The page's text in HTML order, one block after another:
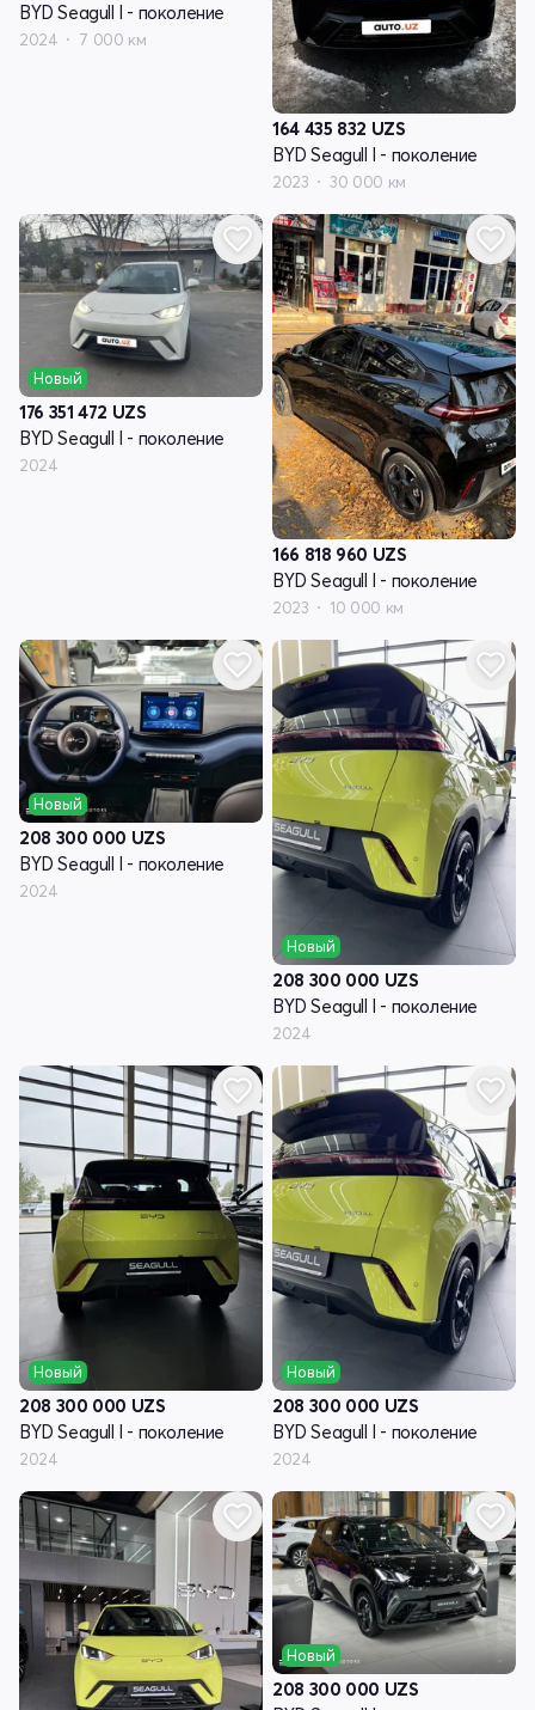
BYD Seagull I - поколение
2024 7 000 км
164 435 832 UZS
BYD Seagull I - поколение
2023 30 000 км
Новый
176 351 472 UZS
BYD Seagull I - поколение
2024
166 818 960 UZS
BYD Seagull I - поколение
2023 10 000 км
Новый
208 300 000 UZS
BYD Seagull I - поколение
2024
Новый
208 300 000 UZS
BYD Seagull I - поколение
2024
Новый
208 300 000 UZS
BYD Seagull I - поколение
2024
Новый
208 300 000 UZS
BYD Seagull I - поколение
2024
Новый
208 300 000 UZS